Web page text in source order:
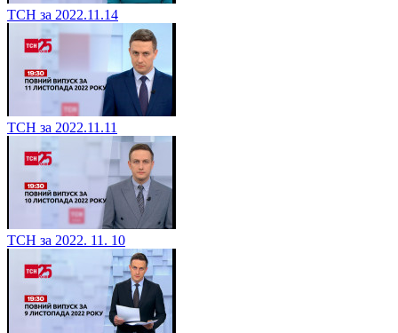
ТСН за 2022.11.14
ТСН за 2022.11.11
ТСН за 2022. 11. 10